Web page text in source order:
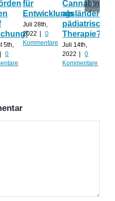
5th,
0
für
Entwicklungsländer?
Juli 28th,
2022
0
Kommentare
als
pädiatrische
Therapie?
Juli 14th,
2022
0
Kommentare